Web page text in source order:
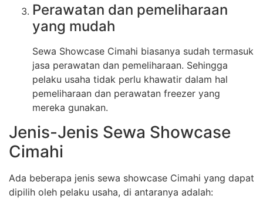
Perawatan dan pemeliharaan
yang mudah
Sewa Showcase Cimahi biasanya sudah termasuk
jasa perawatan dan pemeliharaan. Sehingga
pelaku usaha tidak perlu khawatir dalam hal
pemeliharaan dan perawatan freezer yang
mereka gunakan.
Jenis-Jenis Sewa Showcase
Cimahi
Ada beberapa jenis sewa showcase Cimahi yang dapat
dipilih oleh pelaku usaha, di antaranya adalah: